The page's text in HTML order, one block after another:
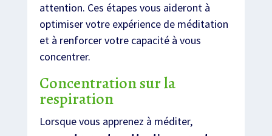
attention. Ces étapes vous aideront à
optimiser votre expérience de méditation
et à renforcer votre capacité à vous
concentrer.
Concentration sur la
respiration
Lorsque vous apprenez à méditer,